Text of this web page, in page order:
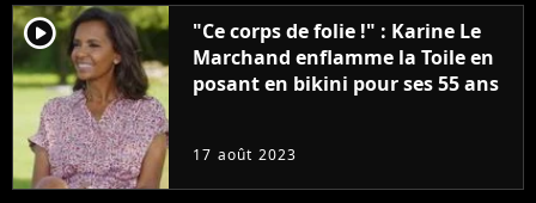
player2
"Ce corps de folie !" : Karine Le
Marchand enflamme la Toile en
posant en bikini pour ses 55 ans
17 août 2023